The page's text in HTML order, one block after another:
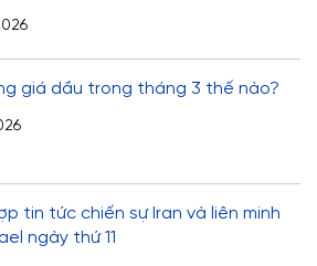
giá dầu trong tháng 3 thế nào?
tin tức chiến sự Iran và liên minh
ngày thứ 11